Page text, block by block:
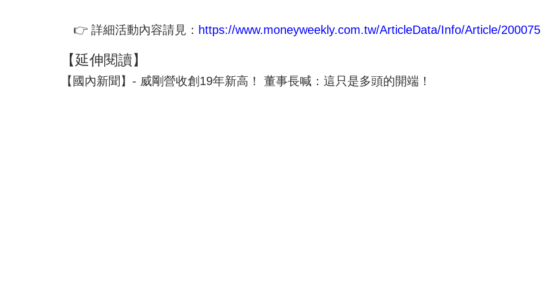
👉 詳細活動內容請見： https://www.moneyweekly.com.tw/ArticleData/Info/Article/200075
【延伸閱讀】
【國內新聞】- 威剛營收創19年新高！ 董事長喊：這只是多頭的開端！